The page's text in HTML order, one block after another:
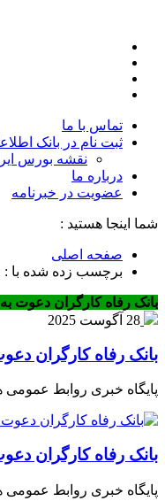
تماس با ما
ثبت نام در بانک
نقشه بورس
درباره ما
عضويت در خبرنامه
شما اینجا هستید :
صفحه اصلی
برچسب زده شده با :
بانک رفاه کارگران دعوت
28 آگوست 2025
بانک رفاه کارگران
پایگاه خبری روابط
بانک رفاه کارگران
پایگاه خبری روابط